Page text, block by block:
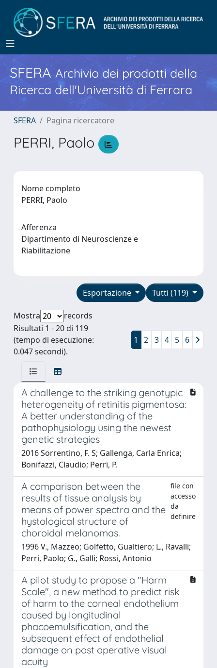
SFERA Archivio dei prodotti della
Ricerca dell'Università di Ferrara
SFERA Pagina ricercatore
PERRI, Paolo
Nome completo
PERRI, Paolo
Afferenza
Dipartimento di Neuroscienze e
Riabilitazione
Tutti (119)
Esportazione
Mostra
records
Risultati 1 - 20 di 119
(tempo di esecuzione:
0.047 secondi).
1 2 3 4 5 6
A challenge to the striking genotypic
heterogeneity of retinitis pigmentosa:
A better understanding of the
pathophysiology using the newest
genetic strategies
2016 Sorrentino, F. S; Gallenga, Carla Enrica;
Bonifazzi, Claudio; Perri, P.
A comparison between the
results of tissue analysis by
means of power spectra and the
hystological structure of
choroidal melanomas.
file con
accesso
da
definire
1996 V., Mazzeo; Golfetto, Gualtiero; L., Ravalli;
Perri, Paolo; G., Galli; Rossi, Antonio
A pilot study to propose a "Harm
Scale", a new method to predict risk
of harm to the corneal endothelium
caused by longitudinal
phacoemulsification, and the
subsequent effect of endothelial
damage on post operative visual
acuity